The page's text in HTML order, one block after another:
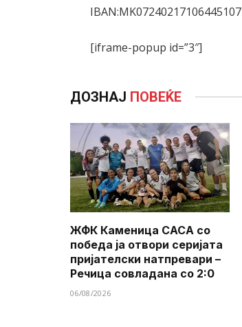
IBAN:MK07240217106445107
[iframe-popup id=”3″]
ДОЗНАЈ ПОВЕЌЕ
ЖФК Каменица САСА со
победа ја отвори серијата
пријателски натпревари –
Речица совладана со 2:0
06/08/2026